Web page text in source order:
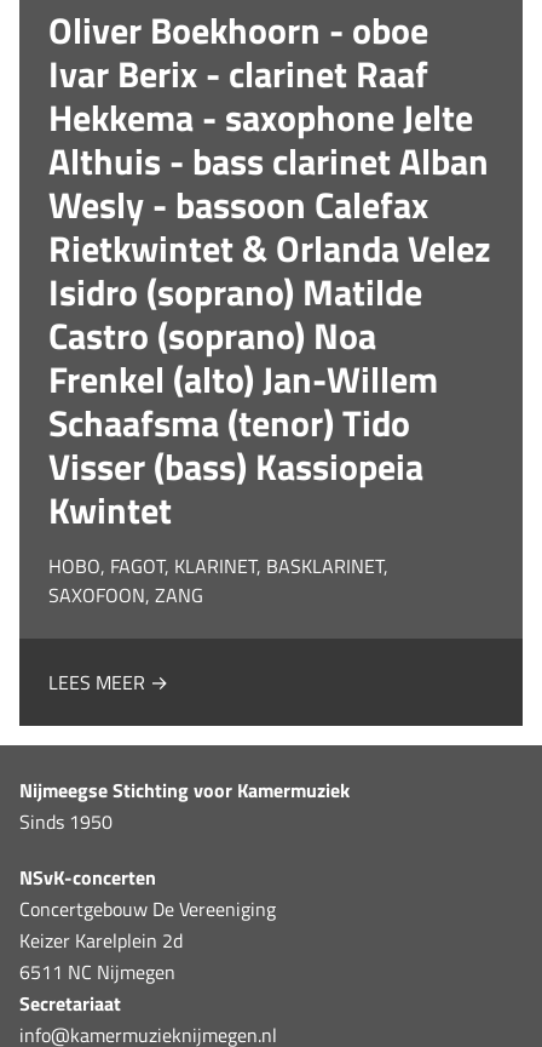
Oliver Boekhoorn - oboe
Ivar Berix - clarinet Raaf
Hekkema - saxophone Jelte
Althuis - bass clarinet Alban
Wesly - bassoon Calefax
Rietkwintet & Orlanda Velez
Isidro (soprano) Matilde
Castro (soprano) Noa
Frenkel (alto) Jan-Willem
Schaafsma (tenor) Tido
Visser (bass) Kassiopeia
Kwintet
HOBO, FAGOT, KLARINET, BASKLARINET,
SAXOFOON, ZANG
LEES MEER →
Nijmeegse Stichting voor Kamermuziek
Sinds 1950
NSvK-concerten
Concertgebouw De Vereeniging
Keizer Karelplein 2d
6511 NC Nijmegen
Secretariaat
info@kamermuzieknijmegen.nl